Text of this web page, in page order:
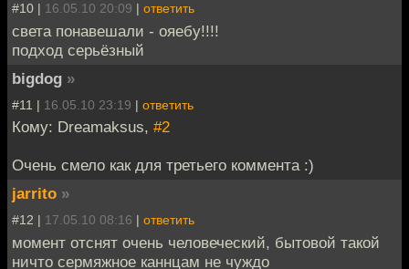
#10 | 16.05.10 20:09 | ответить
света понавешали - ояебу!!!!
подход серьёзный
bigdog »
#11 | 16.05.10 23:19 | ответить
Кому: Dreamaksus, #2
Очень смело как для третьего коммента :)
jarrito »
#12 | 17.05.10 08:16 | ответить
момент отснят очень человеческий, бытовой такой
ничто сермяжное каннцам не чуждо